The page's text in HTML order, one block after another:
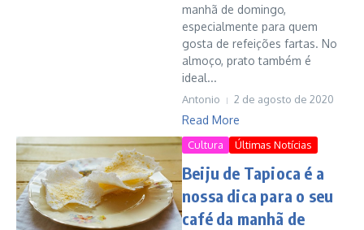
manhã de domingo,
especialmente para quem
gosta de refeições fartas. No
almoço, prato também é
ideal...
Antonio 2 de agosto de 2020
Read More
Cultura Últimas Notícias
Beiju de Tapioca é a
nossa dica para o seu
café da manhã de